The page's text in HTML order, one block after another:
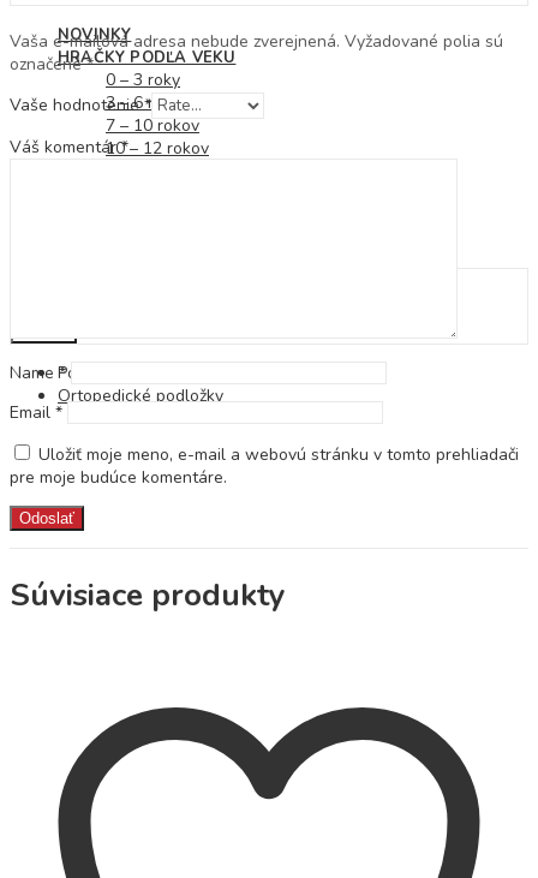
NOVINKY
HRAČKY PODĽA VEKU
0 – 3 roky
3 – 6 rokov
7 – 10 rokov
10 – 12 rokov
Populárne hľadania
Ortopedické podložky
Vaša e-mailová adresa nebude zverejnená. Vyžadované polia sú
označené*
Vaše hodnotenie*
Váš komentár*
Name*
Email *
Uložiť moje meno, e-mail a webovú stránku v tomto prehliadači
pre moje budúce komentáre.
Súvisiace produkty